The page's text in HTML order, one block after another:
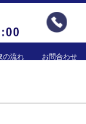
の流れ お問合わせ